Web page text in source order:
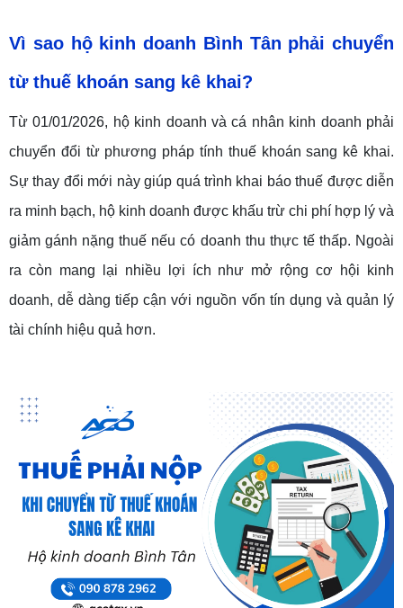
Vì sao hộ kinh doanh Bình Tân phải chuyển
từ thuế khoán sang kê khai?
Từ 01/01/2026, hộ kinh doanh và cá nhân kinh doanh phải
chuyển đổi từ phương pháp tính thuế khoán sang kê khai.
Sự thay đổi mới này giúp quá trình khai báo thuế được diễn
ra minh bạch, hộ kinh doanh được khấu trừ chi phí hợp lý và
giảm gánh nặng thuế nếu có doanh thu thực tế thấp. Ngoài
ra còn mang lại nhiều lợi ích như mở rộng cơ hội kinh
doanh, dễ dàng tiếp cận với nguồn vốn tín dụng và quản lý
tài chính hiệu quả hơn.